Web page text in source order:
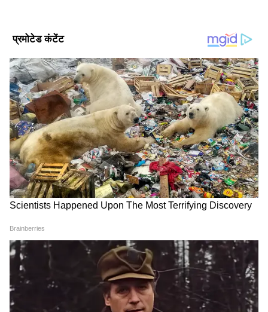
Image Credit :Instagram
राम चरण के कोनिडेला-अल्लू खानदान के बारे में
आपको जानकर हैरानी होगी कि राम चरण साउथ इंडस्ट्री
के सबसे रईस खानदान से ताल्लुक रखते हैं। राम चरण के
कोनिडेला-अल्लू खानदान के फिल्मी सफर की शुरुआत
1950 में हुई थी। इसे एक्टर-प्रोड्यूसर अल्लू रामलिंगैया ने
शुरू किया था। इसके बाद अल्लू रामलिंगैया के बेटे अल्लू
अरविंद प्रोड्यूसर-डिस्ट्रीब्यूटर बने और बेटी सुरेखा की
शादी चिरंजीवी से हुई यानी राम चरण के पिता।
ये भी पढ़ें..
Networth: राम चरण-जाह्नवी कपूर के पास कितनी
दौलत, ज्यादा अमीर कौन?